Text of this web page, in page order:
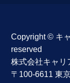
Copyright ©︎ キ
reserved
株式会社キャリ
〒100-6611 東